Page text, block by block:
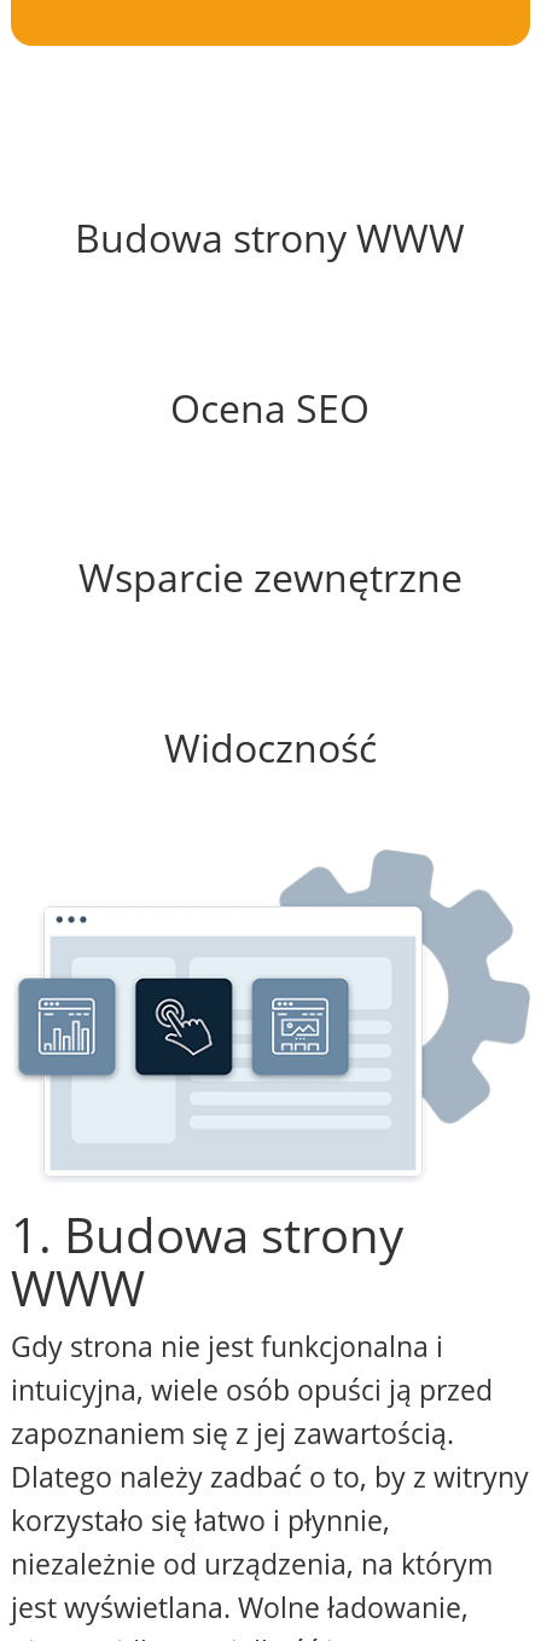
Budowa strony WWW
Ocena SEO
Wsparcie zewnętrzne
Widoczność
1. Budowa strony
WWW
Gdy strona nie jest funkcjonalna i
intuicyjna, wiele osób opuści ją przed
zapoznaniem się z jej zawartością.
Dlatego należy zadbać o to, by z witryny
korzystało się łatwo i płynnie,
niezależnie od urządzenia, na którym
jest wyświetlana. Wolne ładowanie,